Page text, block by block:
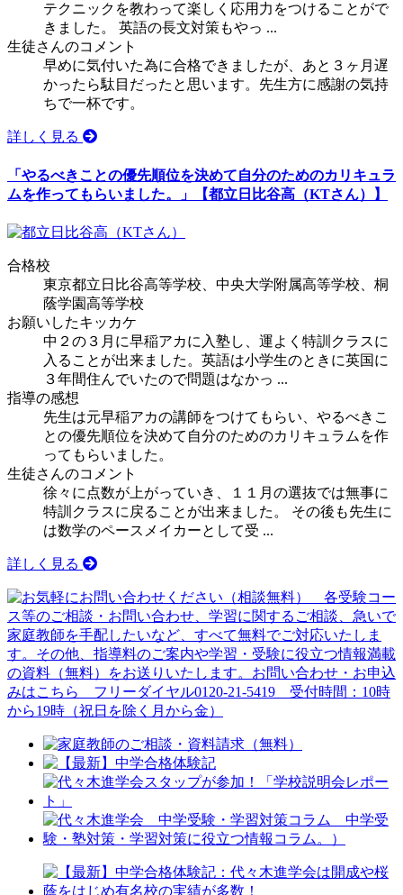
テクニックを教わって楽しく応用力をつけることがで
きました。 英語の長文対策もやっ ...
生徒さんのコメント
早めに気付いた為に合格できましたが、あと３ヶ月遅
かったら駄目だったと思います。先生方に感謝の気持
ちで一杯です。
詳しく見る
「やるべきことの優先順位を決めて自分のためのカリキュラ
ムを作ってもらいました。」
【都立日比谷高（KTさん）】
合格校
東京都立日比谷高等学校 、中央大学附属高等学校、桐
蔭学園高等学校
お願いしたキッカケ
中２の３月に早稲アカに入塾し、運よく特訓クラスに
入ることが出来ました。英語は小学生のときに英国に
３年間住んでいたので問題はなかっ ...
指導の感想
先生は元早稲アカの講師をつけてもらい、やるべきこ
との優先順位を決めて自分のためのカリキュラムを作
ってもらいました。
生徒さんのコメント
徐々に点数が上がっていき、１１月の選抜では無事に
特訓クラスに戻ることが出来ました。 その後も先生に
は数学のペースメイカーとして受 ...
詳しく見る